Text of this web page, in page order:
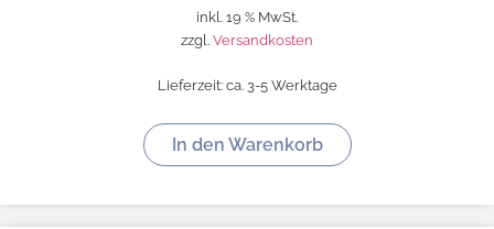
inkl. 19 % MwSt.
zzgl. Versandkosten
Lieferzeit: ca. 3-5 Werktage
In den Warenkorb